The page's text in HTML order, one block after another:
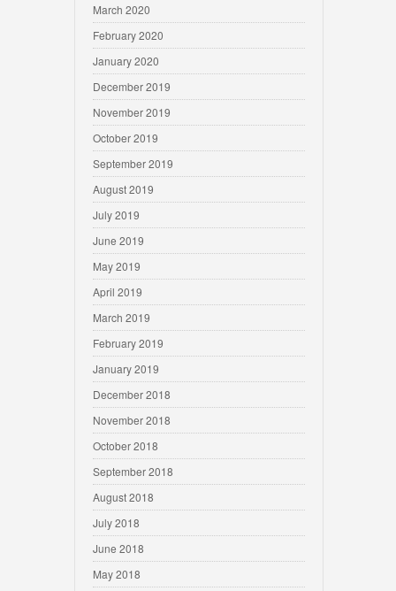
March 2020
February 2020
January 2020
December 2019
November 2019
October 2019
September 2019
August 2019
July 2019
June 2019
May 2019
April 2019
March 2019
February 2019
January 2019
December 2018
November 2018
October 2018
September 2018
August 2018
July 2018
June 2018
May 2018